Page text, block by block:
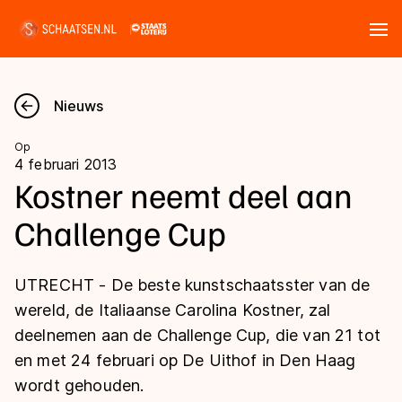
Nieuws
Kalender
Disciplines
Langebaan
Shorttrack
Inlineskaten
Uitslagen
Langebaan
Shorttrack
Marathon
Tijden & historie
Ranglijsten Langebaan
Nieuws
Op
4 februari 2013
Kostner neemt deel aan
Challenge Cup
UTRECHT - De beste kunstschaatsster van de
wereld, de Italiaanse Carolina Kostner, zal
deelnemen aan de Challenge Cup, die van 21 tot
en met 24 februari op De Uithof in Den Haag
wordt gehouden.